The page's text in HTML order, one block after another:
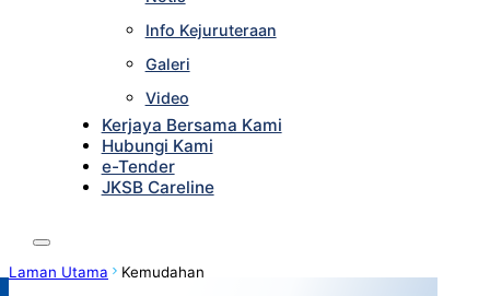
Info Kejuruteraan
Galeri
Video
Kerjaya Bersama Kami
Hubungi Kami
e-Tender
JKSB Careline
Laman Utama Kemudahan